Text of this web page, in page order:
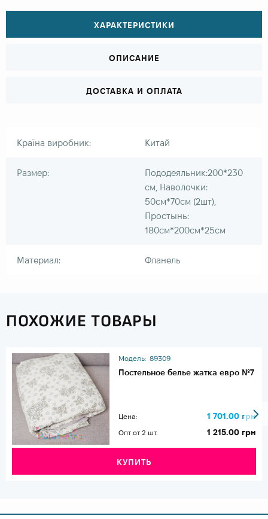
ХАРАКТЕРИСТИКИ
ОПИСАНИЕ
ДОСТАВКА И ОПЛАТА
Країна виробник: Китай
Размер:
Пододеяльник:200*230
см, Наволочки:
50см*70см (2шт),
Простынь:
180см*200см*25см
Материал: Фланель
ПОХОЖИЕ ТОВАРЫ
Модель: 89309
Постельное белье жатка евро №7
Цена: 1 701.00 грн
Опт от 2 шт. 1 215.00 грн
КУПИТЬ